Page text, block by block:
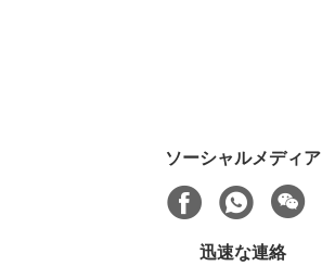
ソーシャルメディア
迅速な連絡